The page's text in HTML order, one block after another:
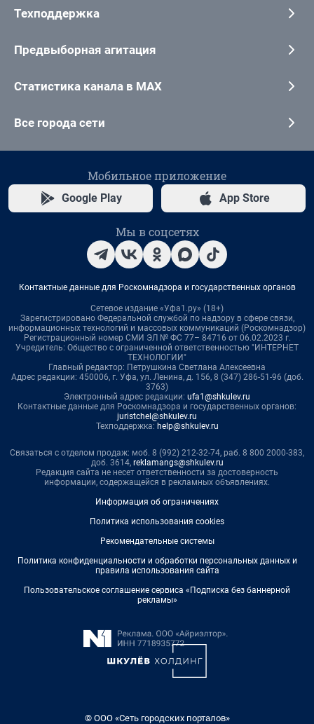
Техподдержка
Предвыборная агитация
Статистика канала в MAX
Все города сети
Мобильное приложение
Google Play App Store
Мы в соцсетях
Контактные данные для Роскомнадзора и государственных органов
Сетевое издание «Уфа1.ру» (18+)
Зарегистрировано Федеральной службой по надзору в сфере связи,
информационных технологий и массовых коммуникаций (Роскомнадзор)
Регистрационный номер СМИ ЭЛ № ФС 77– 84716 от 06.02.2023 г.
Учредитель: Общество с ограниченной ответственностью "ИНТЕРНЕТ
ТЕХНОЛОГИИ"
Главный редактор: Петрушкина Светлана Алексеевна
Адрес редакции: 450006, г. Уфа, ул. Ленина, д. 156, 8 (347) 286-51-96 (доб.
3763)
Электронный адрес редакции: ufa1@shkulev.ru
Контактные данные для Роскомнадзора и государственных органов:
juristchel@shkulev.ru
Техподдержка: help@shkulev.ru
Связаться с отделом продаж: моб. 8 (992) 212-32-74, раб. 8 800 2000-383,
доб. 3614, reklamangs@shkulev.ru
Редакция сайта не несет ответственности за достоверность
информации, содержащейся в рекламных объявлениях.
Информация об ограничениях
Политика использования cookies
Рекомендательные системы
Политика конфиденциальности и обработки персональных данных и
правила использования сайта
Пользовательское соглашение сервиса «Подписка без баннерной
рекламы»
© ООО «Сеть городских порталов»